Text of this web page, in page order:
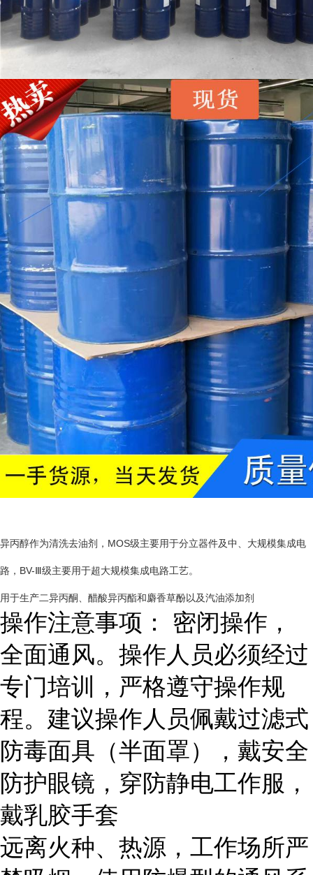
异丙醇作为清洗去油剂，MOS级主要用于分立器件及中、大规模集成电
路，BV-Ⅲ级主要用于超大规模集成电路工艺。
用于生产二异丙酮、醋酸异丙酯和麝香草酚以及汽油添加剂
操作注意事项： 密闭操作，
全面通风。操作人员必须经过
专门培训，严格遵守操作规
程。建议操作人员佩戴过滤式
防毒面具 （半面罩），戴安全
防护眼镜，穿防静电工作服，
戴乳胶手套
远离火种、热源，工作场所严